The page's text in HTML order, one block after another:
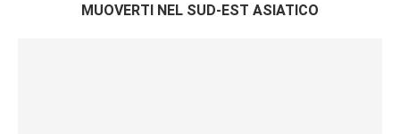
MUOVERTI NEL SUD-EST ASIATICO